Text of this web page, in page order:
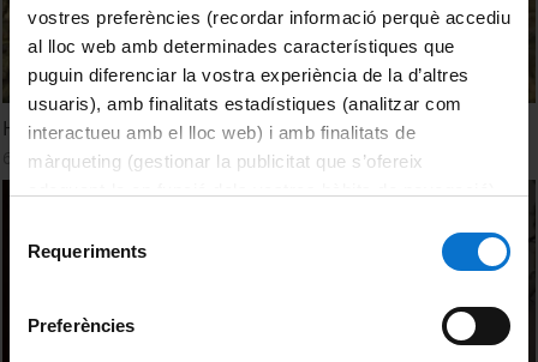
vostres preferències (recordar informació perquè accediu
al lloc web amb determinades característiques que
puguin diferenciar la vostra experiència de la d’altres
usuaris), amb finalitats estadístiques (analitzar com
interactueu amb el lloc web) i amb finalitats de
màrqueting (gestionar la publicitat que s’ofereix
consultar laPolítica de galetes del lloc web de la
Requeriments
Preferències
Historians and physicists study Roman food trade
6 Febrero, 2015